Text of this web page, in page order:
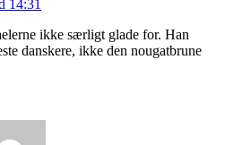
14:31
ikke særligt glade for. Han
danskere, ikke den nougatbrune